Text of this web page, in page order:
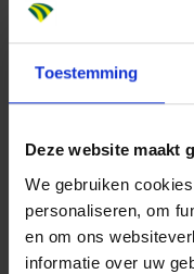
Toestemming
Deze website maakt
We gebruiken
personaliseren, om
en om ons
informatie over uw
KAAN Architecten
essentie van het
terwijl het up-to-